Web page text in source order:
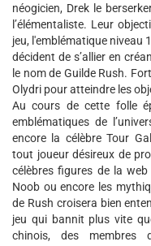
néogicien, Drek le
l’élémentaliste. Leur
jeu, l'emblématique niveau
décident de s’allier en
le nom de Guilde Rush.
Olydri pour atteindre les
Au cours de cette folle
emblématiques de
encore la célèbre Tour
tout joueur désireux de
célèbres figures de la
Noob ou encore les
de Rush croisera bien
jeu qui bannit plus vite
chinois, des membres